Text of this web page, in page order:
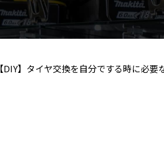
【DIY】タイヤ交換を自分でする時に必要